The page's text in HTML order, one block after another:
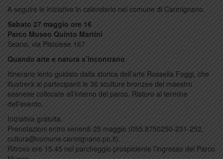
A seguire le iniziative in calendario nel comune di Carmignano.
Sabato 27 maggio ore 16
Parco Museo Quinto Martini
Seano, via Pistoiese 167
Quando arte e natura s’incontrano
Itinerario lento guidato dalla storica dell’arte Rossella Foggi, che
illustrerà ai partecipanti le 36 sculture bronzee del maestro
seanese collocate all’interno del parco. Ristoro al termine
dell’evento.
Iniziativa gratuita.
Prenotazioni entro venerdì 25 maggio (055.8750250-231-252,
cultura@comune.carmignano.po.it).
Ritrovo ore 15.45 nel parcheggio prospiciente l’ingresso del Parco